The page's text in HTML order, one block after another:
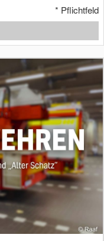
* Pflichtfeld